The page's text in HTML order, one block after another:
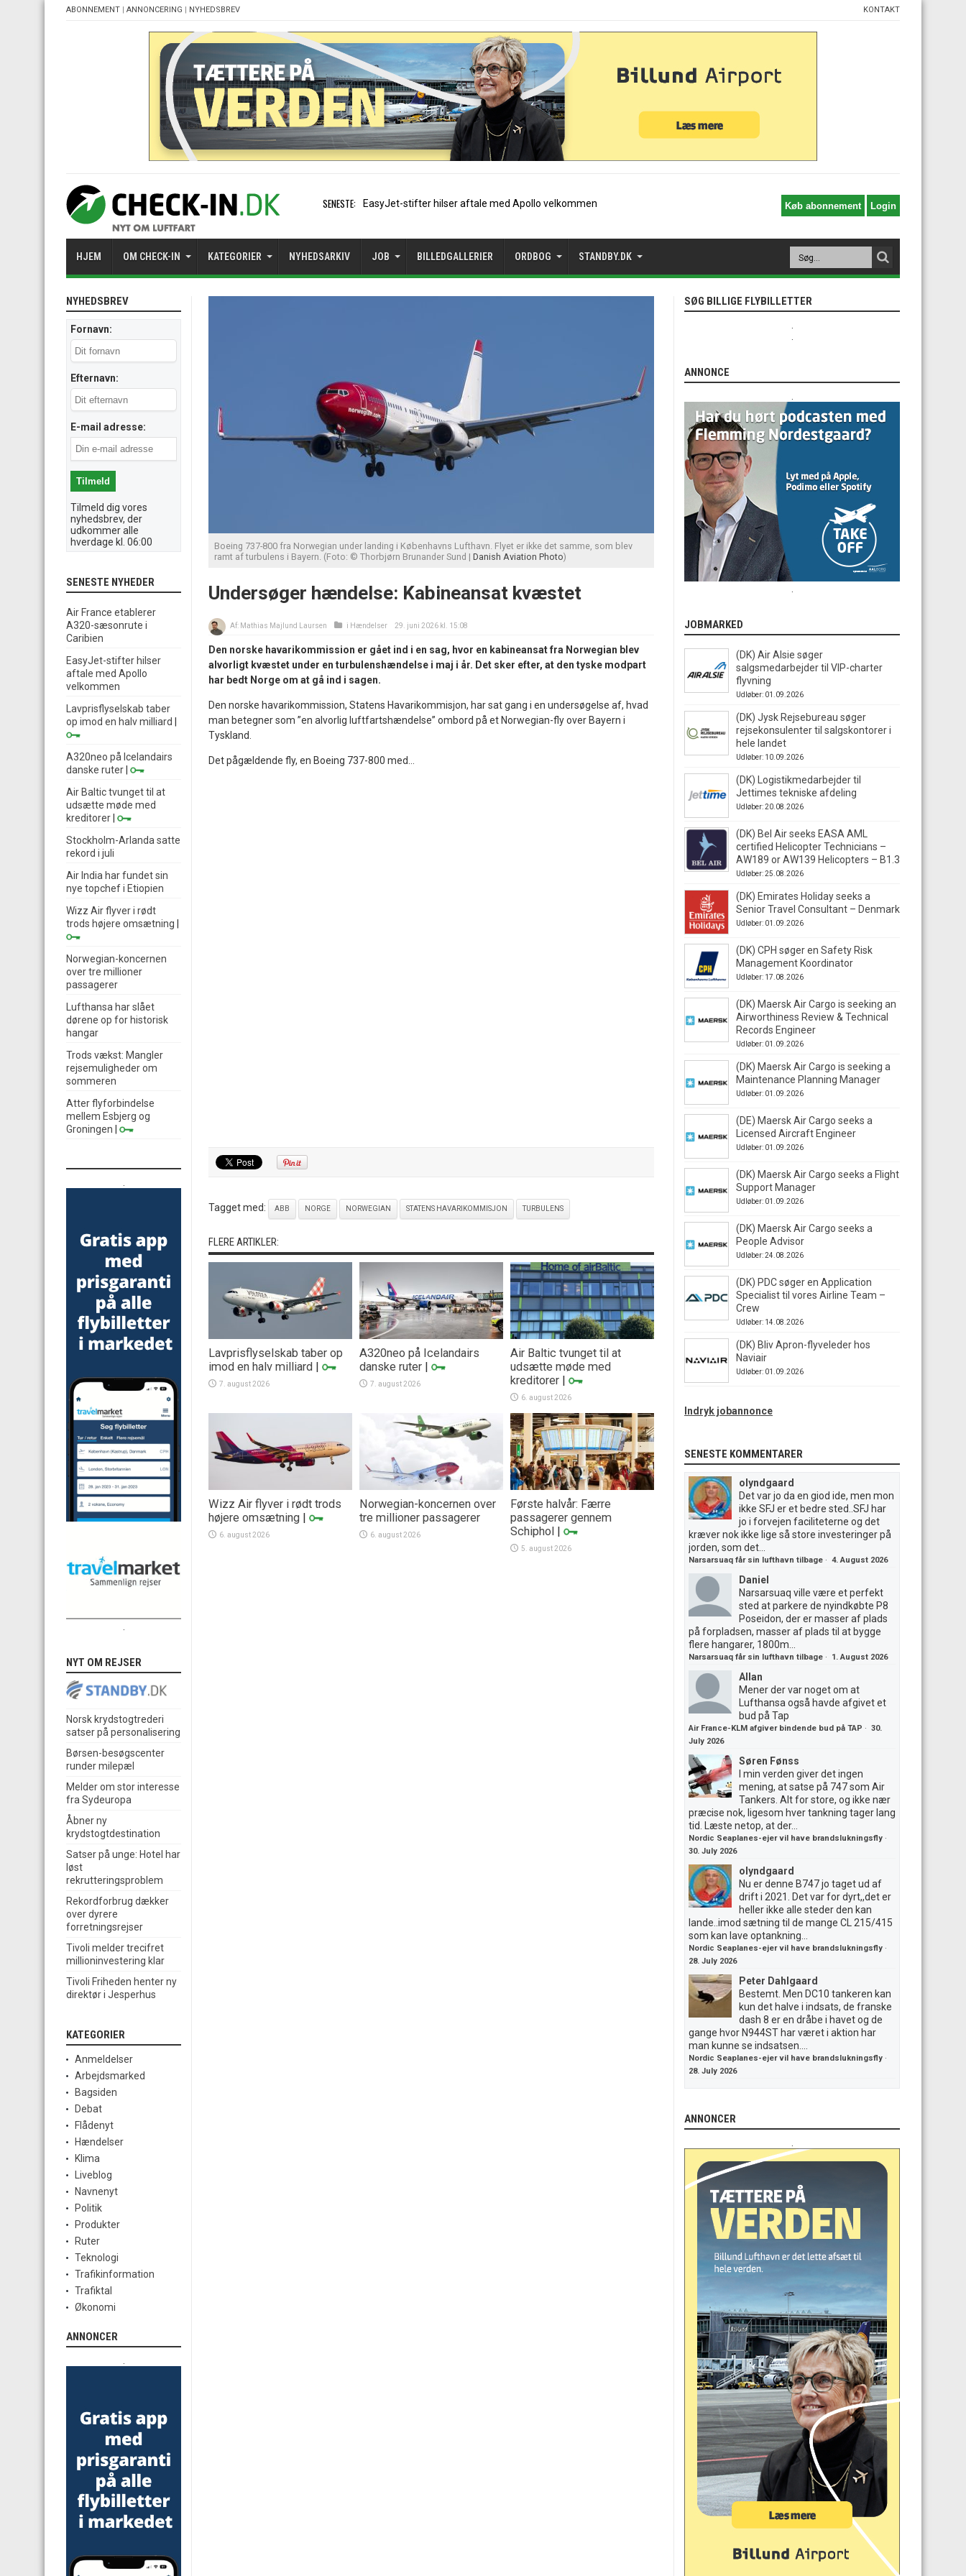
ABONNEMENT | ANNONCERING | NYHEDSBREV KONTAKT
SENESTE: Air France etab
HJEM OM CHECK-IN KATEGORIER NYHEDSARKIV JOB BILLEDGALLERIER ORDBOG STANDBY.DK
Boeing 737-800 fra Norwegian under landing i Københavns Lufthavn. Flyet er ikke det samme, som blev
ramt af turbulens i Bayern. (Foto: © Thorbjørn Brunander Sund | Danish Aviation Photo)
Undersøger hændelse: Kabineansat kvæstet
Af: Mathias Majlund Laursen i Hændelser 29. juni 2026 kl. 15:08
Den norske havarikommission er gået ind i en sag, hvor en kabineansat fra Norwegian blev
alvorligt kvæstet under en turbulenshændelse i maj i år. Det sker efter, at den tyske modpart
har bedt Norge om at gå ind i sagen.
Den norske havarikommission, Statens Havarikommisjon, har sat gang i en undersøgelse af, hvad
man betegner som ”en alvorlig luftfartshændelse” ombord på et Norwegian-fly over Bayern i
Tyskland.
Det pågældende fly, en Boeing 737-800 med...
Tagget med: ABB NORGE NORWEGIAN STATENS HAVARIKOMMISJON TURBULENS
FLERE ARTIKLER:
Lavprisflyselskab taber op
imod en halv milliard |
7. august 2026
A320neo på Icelandairs
danske ruter |
7. august 2026
Air Baltic tvunget til at
udsætte møde med
kreditorer |
6. august 2026
Wizz Air flyver i rødt trods
højere omsætning |
6. august 2026
Norwegian-koncernen over
tre millioner passagerer
6. august 2026
Første halvår: Færre
passagerer gennem
Schiphol |
5. august 2026
NYHEDSBREV
Fornavn:
Efternavn:
E-mail adresse:
Tilmeld dig vores
nyhedsbrev, der
udkommer alle
hverdage kl. 06:00
SENESTE NYHEDER
Air France etablerer
A320-sæsonrute i
Caribien
EasyJet-stifter hilser
aftale med Apollo
velkommen
Lavprisflyselskab taber
op imod en halv milliard
A320neo på Icelandairs
danske ruter
Air Baltic tvunget til at
udsætte møde med
kreditorer
Stockholm-Arlanda satte
rekord i juli
Air India har fundet sin
nye topchef i Etiopien
Wizz Air flyver i rødt
trods højere omsætning
Norwegian-koncernen
over tre millioner
passagerer
Lufthansa har slået
dørene op for historisk
hangar
Trods vækst: Mangler
rejsemuligheder om
sommeren
Atter flyforbindelse
mellem Esbjerg og
Groningen
NYT OM REJSER
Norsk krydstogtrederi
satser på personalisering
Børsen-besøgscenter
runder milepæl
Melder om stor interesse
fra Sydeuropa
Åbner ny
krydstogtdestination
Satser på unge: Hotel har
løst
rekrutteringsproblem
Rekordforbrug dækker
over dyrere
forretningsrejser
Tivoli melder trecifret
millioninvestering klar
Tivoli Friheden henter ny
direktør i Jesperhus
KATEGORIER
Anmeldelser
Arbejdsmarked
Bagsiden
Debat
Flådenyt
Hændelser
Klima
Liveblog
Navnenyt
Politik
Produkter
Ruter
Teknologi
Trafikinformation
Trafiktal
Økonomi
ANNONCER
SØG BILLIGE FLYBILLETTER
ANNONCE
JOBMARKED
(DK) Air Alsie søger
salgsmedarbejder til VIP-charter
flyvning
Udløber: 01.09.2026
(DK) Jysk Rejsebureau søger
rejsekonsulenter til salgskontorer i
hele landet
Udløber: 10.09.2026
(DK) Logistikmedarbejder til
Jettimes tekniske afdeling
Udløber: 20.08.2026
(DK) Bel Air seeks EASA AML
certified Helicopter Technicians –
AW189 or AW139 Helicopters – B1.3
Udløber: 25.08.2026
(DK) Emirates Holiday seeks a
Senior Travel Consultant – Denmark
Udløber: 01.09.2026
(DK) CPH søger en Safety Risk
Management Koordinator
Udløber: 17.08.2026
(DK) Maersk Air Cargo is seeking an
Airworthiness Review & Technical
Records Engineer
Udløber: 01.09.2026
(DK) Maersk Air Cargo is seeking a
Maintenance Planning Manager
Udløber: 01.09.2026
(DE) Maersk Air Cargo seeks a
Licensed Aircraft Engineer
Udløber: 01.09.2026
(DK) Maersk Air Cargo seeks a Flight
Support Manager
Udløber: 01.09.2026
(DK) Maersk Air Cargo seeks a
People Advisor
Udløber: 24.08.2026
(DK) PDC søger en Application
Specialist til vores Airline Team –
Crew
Udløber: 14.08.2026
(DK) Bliv Apron-flyveleder hos
Naviair
Udløber: 01.09.2026
Indryk jobannonce
SENESTE KOMMENTARER
olyndgaard
Det var jo da en giod ide, men mon
ikke SFJ er et bedre sted..SFJ har
jo i forvejen faciliteterne og det
kræver nok ikke lige så store investeringer på
jorden, som det...
Narsarsuaq får sin lufthavn tilbage · 4. August 2026
Daniel
Narsarsuaq ville være et perfekt
sted at parkere de nyindkøbte P8
Poseidon, der er masser af plads
på forpladsen, masser af plads til at bygge
flere hangarer, 1800m...
Narsarsuaq får sin lufthavn tilbage · 1. August 2026
Allan
Mener der var noget om at
Lufthansa også havde afgivet et
bud på Tap
Air France-KLM afgiver bindende bud på TAP · 30.
July 2026
Søren Fønss
I min verden giver det ingen
mening, at satse på 747 som Air
Tankers. Alt for store, og ikke nær
præcise nok, ligesom hver tankning tager lang
tid. Læste netop, at der...
Nordic Seaplanes-ejer vil have brandslukningsfly ·
30. July 2026
olyndgaard
Nu er denne B747 jo taget ud af
drift i 2021. Det var for dyrt,,det er
heller ikke alle steder den kan
lande..imod sætning til de mange CL 215/415
som kan lave optankning...
Nordic Seaplanes-ejer vil have brandslukningsfly ·
28. July 2026
Peter Dahlgaard
Bestemt. Men DC10 tankeren kan
kun det halve i indsats, de franske
dash 8 er en dråbe i havet og de
gange hvor N944ST har været i aktion har
man kunne se indsatsen....
Nordic Seaplanes-ejer vil have brandslukningsfly ·
28. July 2026
ANNONCER